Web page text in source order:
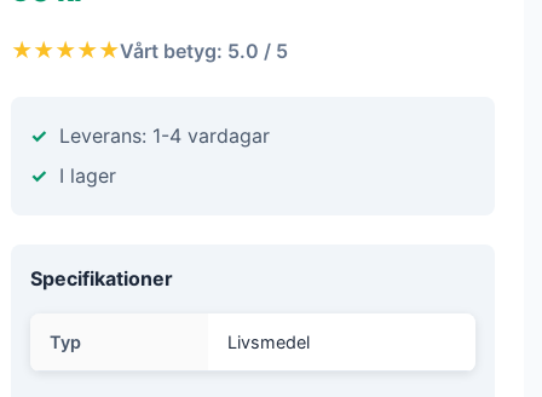
★★★★★Vårt betyg: 5.0 / 5
Leverans: 1-4 vardagar
I lager
Specifikationer
Typ Livsmedel